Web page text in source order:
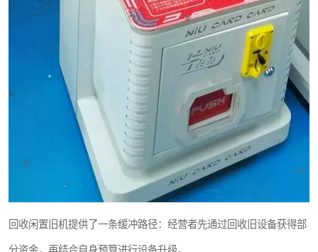
回收闲置旧机提供了一条缓冲路径：经营者先通过回收旧设备获得部